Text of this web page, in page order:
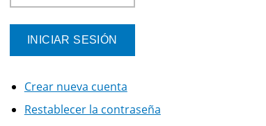
Crear nueva cuenta
Restablecer la contraseña